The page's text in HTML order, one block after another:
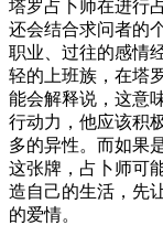
塔罗占卜师在进行
还会结合求问者的
职业、过往的感情
轻的上班族，在塔
能会解释说，这意
行动力，他应该积
多的异性。而如果
这张牌，占卜师可
造自己的生活，先
的爱情。